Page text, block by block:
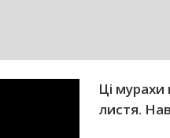
Ці
листя.